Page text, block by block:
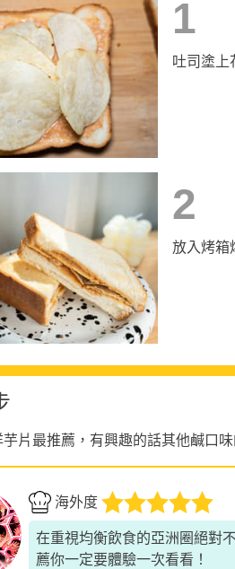
1
吐司塗上
2
放入烤箱
芋片最推薦，有興趣的話其他鹹口
海外度
在重視均衡飲食的亞洲圈絕對
薦你一定要體驗一次看看！